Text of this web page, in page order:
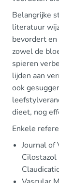
Belangrijke
literatuur
bevordert
zowel de
spieren
lijden aan
ook
dieet, nog
Enkele
Journal of